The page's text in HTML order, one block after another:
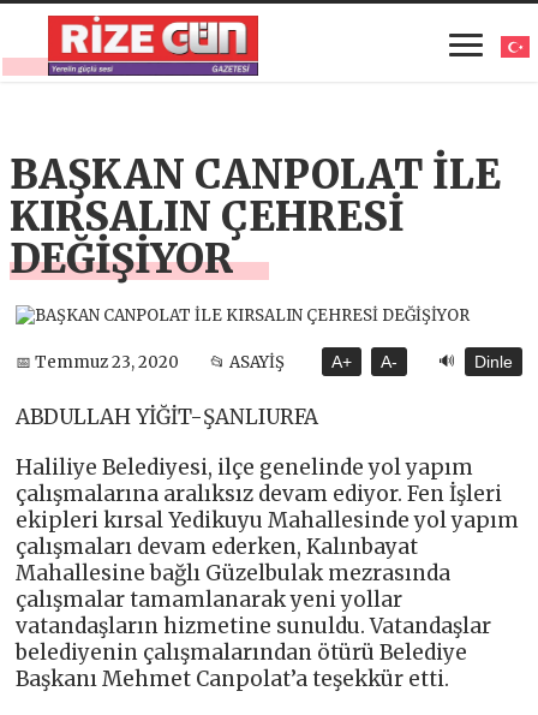
BAŞKAN CANPOLAT İLE
KIRSALIN ÇEHRESİ
DEĞİŞİYOR
📅 Temmuz 23, 2020 📂 ASAYİŞ A+ A- 🔊 Dinle
ABDULLAH YİĞİT-ŞANLIURFA
Haliliye Belediyesi, ilçe genelinde yol yapım
çalışmalarına aralıksız devam ediyor. Fen İşleri
ekipleri kırsal Yedikuyu Mahallesinde yol yapım
çalışmaları devam ederken, Kalınbayat
Mahallesine bağlı Güzelbulak mezrasında
çalışmalar tamamlanarak yeni yollar
vatandaşların hizmetine sunuldu. Vatandaşlar
belediyenin çalışmalarından ötürü Belediye
Başkanı Mehmet Canpolat’a teşekkür etti.